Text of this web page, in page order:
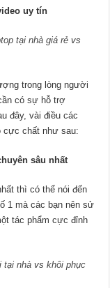
uy tín
tại nhà giá rẻ vs
trong lòng người
có sự hỗ trợ
đây, vài điều các
cực chất như sau:
sâu nhất
thì có thể nói đến
1 mà các bạn nên sử
tác phẩm cực đỉnh
tại nhà vskhôi phục